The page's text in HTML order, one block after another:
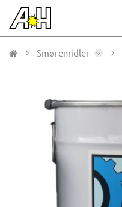
Smøremidler